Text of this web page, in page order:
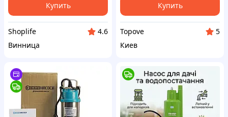
Купить
Shoplife
4.6
Винница
Купить
Topove
5
Киев